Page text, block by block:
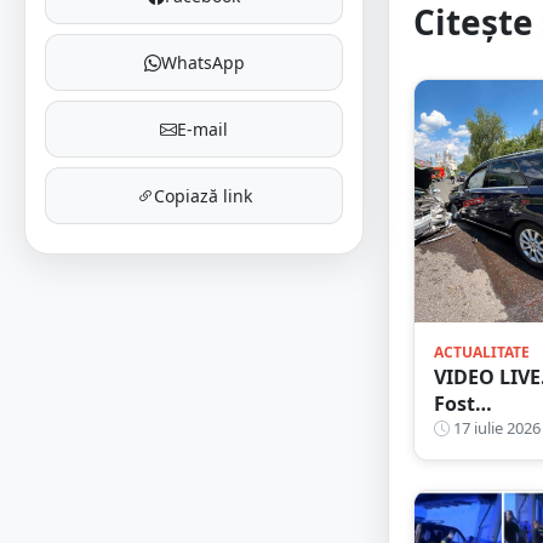
WhatsApp
E-mail
Copiază link
Citește
ACTUALITATE
VIDEO
Fost
inspector-
de Poliție,
implicat
într-un
accident
17 iulie 2026